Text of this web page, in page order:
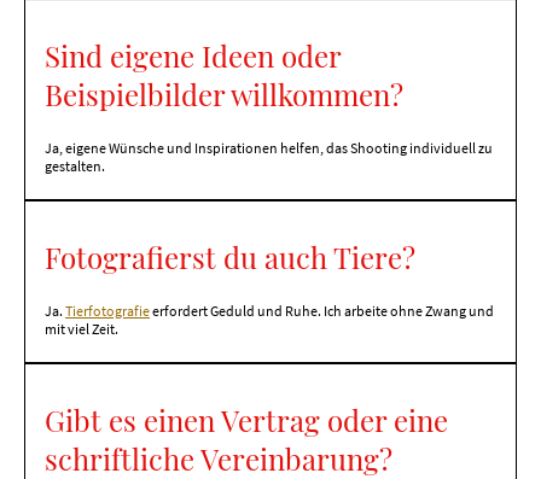
Sind eigene Ideen oder
Beispielbilder willkommen?
Ja, eigene Wünsche und Inspirationen helfen, das Shooting individuell zu
gestalten.
Fotografierst du auch Tiere?
Ja. Tierfotografieerfordert Geduld und Ruhe. Ich arbeite ohne Zwang und
mit viel Zeit.
Gibt es einen Vertrag oder eine
schriftliche Vereinbarung?